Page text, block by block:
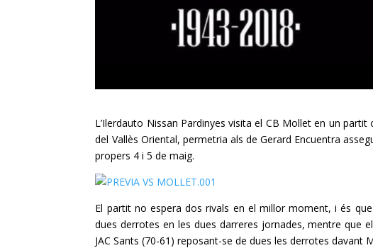
L’Ilerdauto Nissan Pardinyes visita el CB Mollet en un
del Vallès Oriental, permetria als de Gerard Encuentra
propers 4 i 5 de maig.
El partit no espera dos rivals en el millor moment, i és
dues derrotes en les dues darreres jornades, mentre que
JAC Sants (70-61) reposant-se de dues les derrotes davant